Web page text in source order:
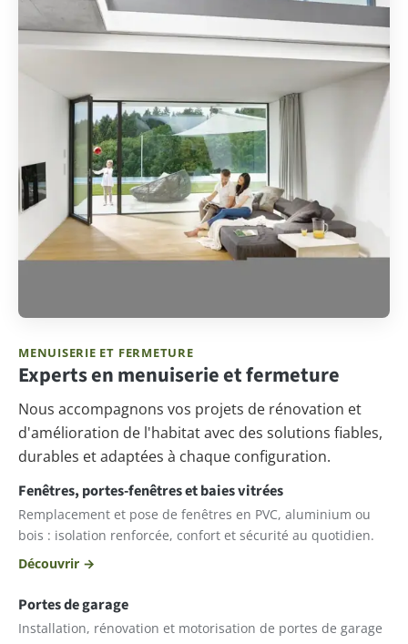
MENUISERIE ET FERMETURE
Experts en menuiserie et fermeture
Nous accompagnons vos projets de rénovation et
d'amélioration de l'habitat avec des solutions fiables,
durables et adaptées à chaque configuration.
Fenêtres, portes-fenêtres et baies vitrées
Remplacement et pose de fenêtres en PVC, aluminium ou
bois : isolation renforcée, confort et sécurité au quotidien.
Découvrir →
Portes de garage
Installation, rénovation et motorisation de portes de garage